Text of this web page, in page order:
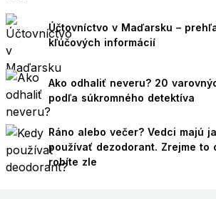
Účtovníctvo v Maďarsku –
kľúčových informácií
Ako odhaliť neveru? 20
podľa súkromného detektíva
Ráno alebo večer? Vedci majú
používať dezodorant. Zrejme to
robíte zle